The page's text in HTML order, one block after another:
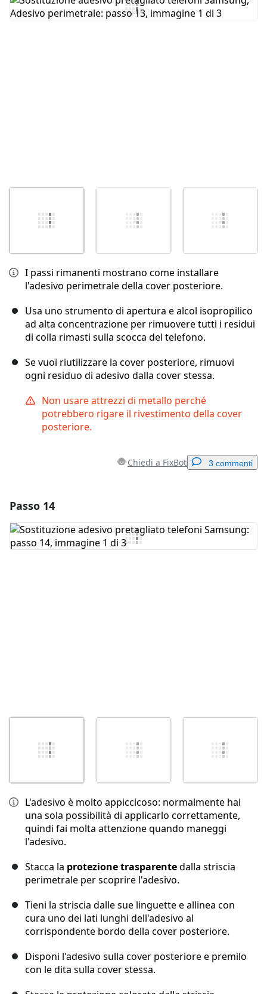
Aggiungi Commento
I passi rimanenti mostrano come installare
l'adesivo perimetrale della cover posteriore.
Usa uno strumento di apertura e alcol isopropilico
ad alta concentrazione per rimuovere tutti i residui
di colla rimasti sulla scocca del telefono.
Se vuoi riutilizzare la cover posteriore, rimuovi
ogni residuo di adesivo dalla cover stessa.
Non usare attrezzi di metallo perché
potrebbero rigare il rivestimento della cover
posteriore.
Chiedi a FixBot 3 commenti
Aggiungi Commento
Passo 14
L'adesivo è molto appiccicoso: normalmente hai
una sola possibilità di applicarlo correttamente,
quindi fai molta attenzione quando maneggi
l'adesivo.
Stacca la protezione trasparentedalla striscia
perimetrale per scoprire l'adesivo.
Tieni la striscia dalle sue linguette e allinea con
cura uno dei lati lunghi dell'adesivo al
corrispondente bordo della cover posteriore.
Disponi l'adesivo sulla cover posteriore e premilo
con le dita sulla cover stessa.